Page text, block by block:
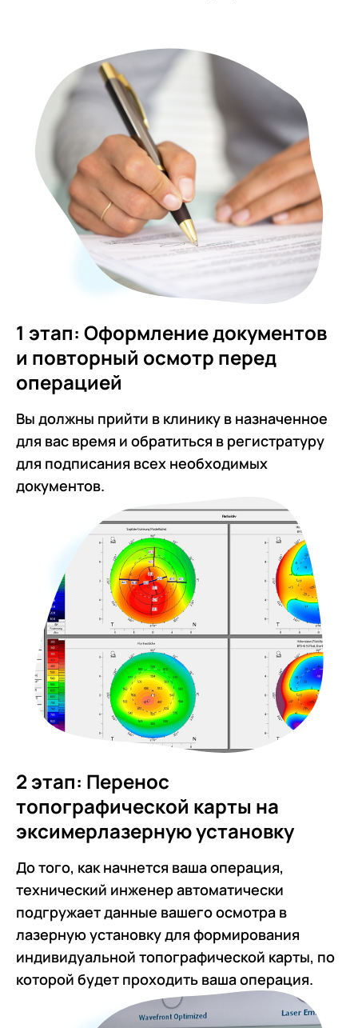
1 этап: Оформление документов
и повторный осмотр перед
операцией
Вы должны прийти в клинику в назначенное
для вас время и обратиться в регистратуру
для подписания всех необходимых
документов.
2 этап: Перенос
топографической карты на
эксимерлазерную установку
До того, как начнется ваша операция,
технический инженер автоматически
подгружает данные вашего осмотра в
лазерную установку для формирования
индивидуальной топографической карты, по
которой будет проходить ваша операция.